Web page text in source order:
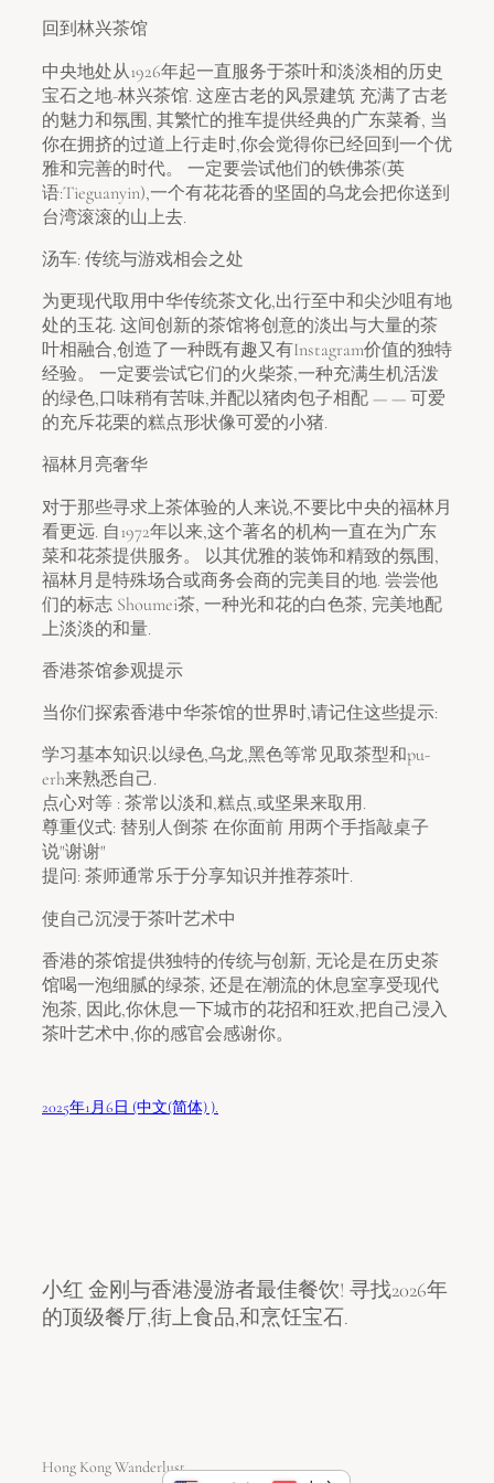
回到林兴茶馆
中央地处从1926年起一直服务于茶叶和淡淡相的历史
宝石之地-林兴茶馆. 这座古老的风景建筑 充满了古老
的魅力和氛围, 其繁忙的推车提供经典的广东菜肴, 当
你在拥挤的过道上行走时,你会觉得你已经回到一个优
雅和完善的时代。 一定要尝试他们的铁佛茶(英
语:Tieguanyin),一个有花花香的坚固的乌龙会把你送到
台湾滚滚的山上去.
汤车: 传统与游戏相会之处
为更现代取用中华传统茶文化,出行至中和尖沙咀有地
处的玉花. 这间创新的茶馆将创意的淡出与大量的茶
叶相融合,创造了一种既有趣又有Instagram价值的独特
经验。 一定要尝试它们的火柴茶,一种充满生机活泼
的绿色,口味稍有苦味,并配以猪肉包子相配 — — 可爱
的充斥花栗的糕点形状像可爱的小猪.
福林月亮奢华
对于那些寻求上茶体验的人来说,不要比中央的福林月
看更远. 自1972年以来,这个著名的机构一直在为广东
菜和花茶提供服务。 以其优雅的装饰和精致的氛围,
福林月是特殊场合或商务会商的完美目的地. 尝尝他
们的标志 Shoumei茶, 一种光和花的白色茶, 完美地配
上淡淡的和量.
香港茶馆参观提示
当你们探索香港中华茶馆的世界时,请记住这些提示:
学习基本知识:以绿色,乌龙,黑色等常见取茶型和pu-
erh来熟悉自己.
点心对等 : 茶常以淡和,糕点,或坚果来取用.
尊重仪式: 替别人倒茶 在你面前 用两个手指敲桌子
说"谢谢"
提问: 茶师通常乐于分享知识并推荐茶叶.
使自己沉浸于茶叶艺术中
香港的茶馆提供独特的传统与创新, 无论是在历史茶
馆喝一泡细腻的绿茶, 还是在潮流的休息室享受现代
泡茶, 因此,你休息一下城市的花招和狂欢,把自己浸入
茶叶艺术中,你的感官会感谢你。
2025年1月6日 (中文(简体) ).
小红 金刚与香港漫游者最佳餐饮! 寻找2026年
的顶级餐厅,街上食品,和烹饪宝石.
Hong Kong Wanderlust